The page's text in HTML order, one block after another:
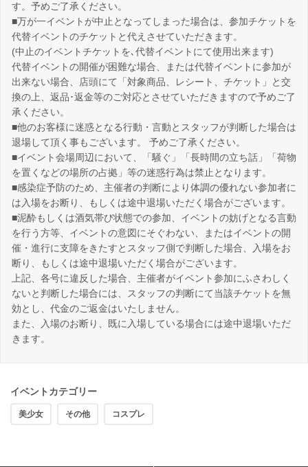
す。予めご了承ください。
■万が一イベントが中止となってしまった場合は、参加チケットを
代替イベントのチケットと代えさせていただきます。
(中止のイベントチケットを､代替イベントにて使用出来ます)
代替イベントの開催が困難な場合、または代替イベントに参加が
出来ない場合、店頭にて「対象商品、レシート、チケット」と交
換の上、返品･返金等のご対応とさせていただきますので予めご了
承ください。
■他のお客様に迷惑となる行動・言動とスタッフが判断した場合は
退場して頂く事もございます。 予めご了承ください。
■イベント会場周辺において、「騒ぐ」「長時間の立ち話」「荷物
を置くなどの場所の占拠」等の迷惑行為は禁止となります。
■感染症予防のため、主催者の判断により体調の優れない参加者に
は入場をお断り、もしくは途中退場いただく場合がございます。
■泥酔もしくは酒気帯び状態での参加、イベントの妨げとなる言動
を行う方等、イベントの意図にそぐわない、またはイベントの開
催・進行に支障をきたすとスタッフ側で判断した場合、入場をお
断り、もしくは途中退場いただく場合がございます。
上記、各号に違反した場合、主催者がイベント参加にふさわしく
ないと判断した場合には、スタッフの判断にて当該チケットを無
効とし、代金のご返金はいたしません。
また、入場のお断り、既に入場している場合には途中退場いただ
きます。
イベントカテゴリー
美少女 その他 コスプレ